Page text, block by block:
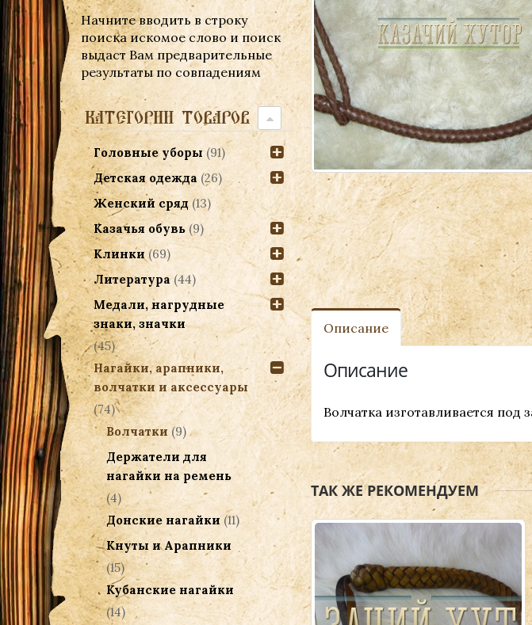
Описание
Описание
Волчатка изготавливается под
ТАК ЖЕ РЕКОМЕНДУЕМ
Начните вводить в строку
поиска искомое слово и поиск
выдаст Вам предварительные
результаты по совпадениям
КАТЕГОРИИ ТОВАРОВ
Головные уборы (91)
Детская одежда (26)
Женский сряд (13)
Казачья обувь (9)
Клинки (69)
Литература (44)
Медали, нагрудные
знаки, значки
(45)
Нагайки, арапники,
волчатки и аксессуары
(74)
Волчатки (9)
Держатели для
нагайки на ремень
(4)
Донские нагайки (11)
Кнуты и Арапники
(15)
Кубанские нагайки
(14)